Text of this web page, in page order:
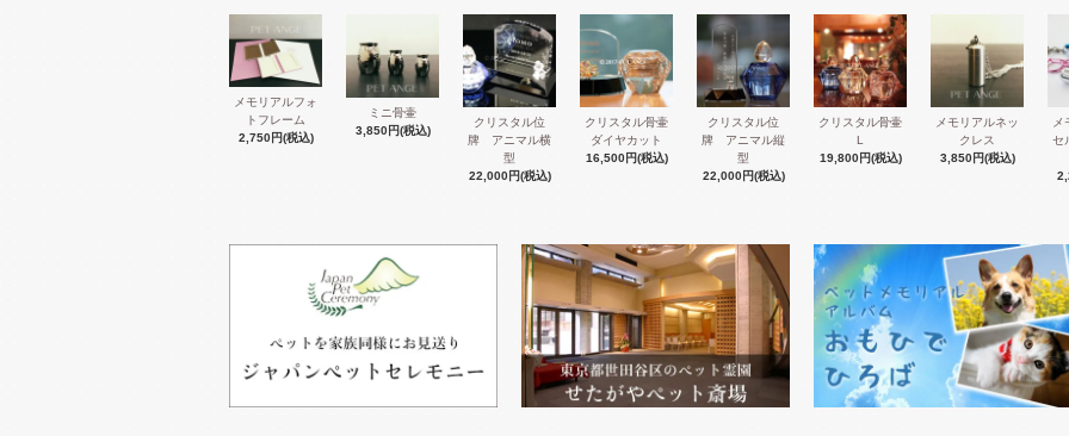
メモリアルフォ
トフレーム
2,750円(税込)
ミニ骨壷
3,850円(税込)
クリスタル位
牌 アニマル横
型
22,000円(税込)
クリスタル骨壷
ダイヤカット
16,500円(税込)
クリスタル位
牌 アニマル縦
型
22,000円(税込)
クリスタル骨壷
L
19,800円(税込)
メモリアルネッ
クレス
3,850円(税込)
セ